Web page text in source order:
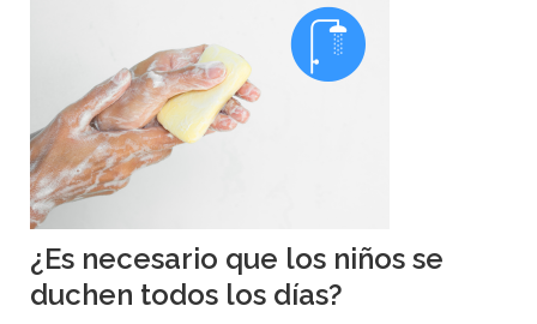
¿Es necesario que los niños se
duchen todos los días?